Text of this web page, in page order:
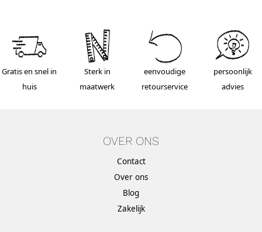
Gratis en snel in
huis
Sterk in
maatwerk
eenvoudige
retourservice
persoonlijk
advies
OVER ONS
Contact
Over ons
Blog
Zakelijk